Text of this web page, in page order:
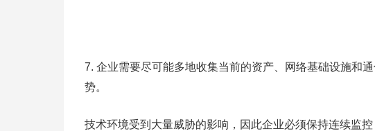
7. 企业需要尽可能多地收集当前的资产、网络基础设施和
势。
技术环境受到大量威胁的影响，因此企业必须保持连续监